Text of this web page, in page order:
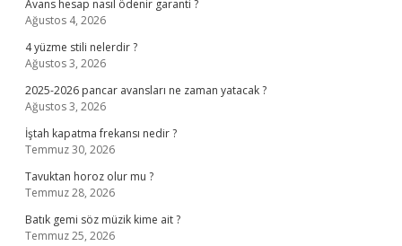
Avans hesap nasıl ödenir garanti ?
Ağustos 4, 2026
4 yüzme stili nelerdir ?
Ağustos 3, 2026
2025-2026 pancar avansları ne zaman yatacak ?
Ağustos 3, 2026
İştah kapatma frekansı nedir ?
Temmuz 30, 2026
Tavuktan horoz olur mu ?
Temmuz 28, 2026
Batık gemi söz müzik kime ait ?
Temmuz 25, 2026